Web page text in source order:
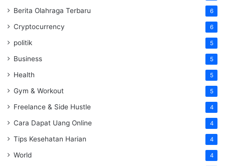
Berita Olahraga Terbaru 6
Cryptocurrency 6
politik 5
Business 5
Health 5
Gym & Workout 5
Freelance & Side Hustle 4
Cara Dapat Uang Online 4
Tips Kesehatan Harian 4
World 4